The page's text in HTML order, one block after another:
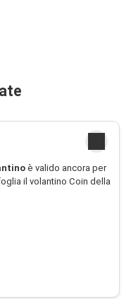
è valido ancora per
il volantino Coin della